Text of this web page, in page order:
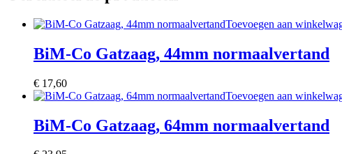
Toevoegen aan
BiM-Co Gatzaag, 44mm normaalvertand
€ 17,60
Toevoegen aan
BiM-Co Gatzaag, 64mm normaalvertand